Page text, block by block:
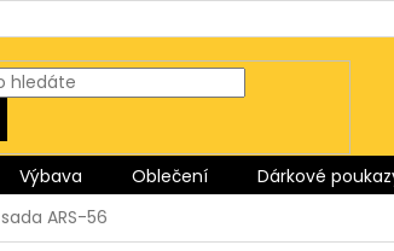
Výbava Oblečení Dárkové
ARS-56